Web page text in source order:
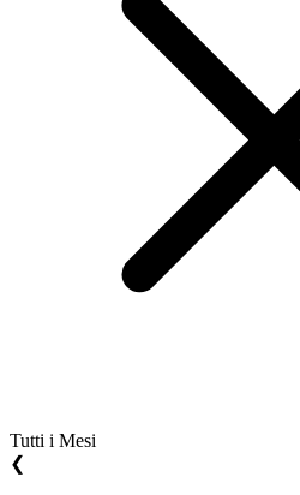
Tutti i Mesi
❮